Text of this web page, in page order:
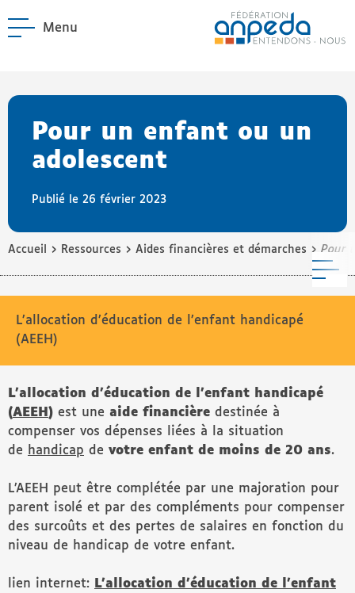
Menu
Pour un enfant ou un
adolescent
Publié le 26 février 2023
Accueil › Ressources › Aides financières et démarches › Pour
L’allocation d’éducation de l’enfant handicapé
(AEEH)
L’allocation d’éducation de l’enfant handicapé
(AEEH ) est une aide financière destinée à
compenser vos dépenses liées à la situation
de handicap de votre enfant de moins de 20 ans.
L’AEEH peut être complétée par une majoration pour
parent isolé et par des compléments pour compenser
des surcoûts et des pertes de salaires en fonction du
niveau de handicap de votre enfant.
lien internet: L’allocation d’éducation de l’enfant